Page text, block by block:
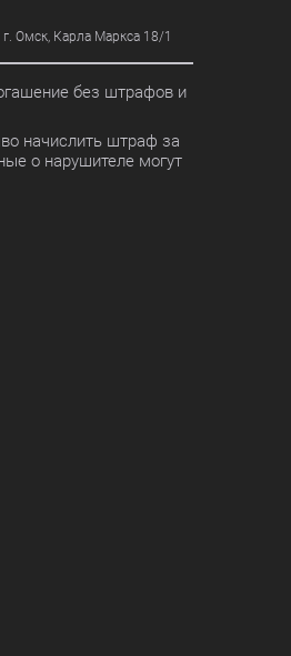
Омск, Карла Маркса 18/1
без штрафов и
начислить штраф за
о нарушителе могут